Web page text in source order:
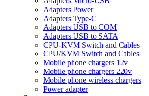
Adapters Power
Adapters Type-C
Adapters USB to COM
Adapters USB to SATA
CPU-KVM Switch and Cables
CPU/KVM Switch and Cables
Mobile phone chargers 12v
Mobile phone chargers 220v
Mobile phone wireless chargers
Power adapter